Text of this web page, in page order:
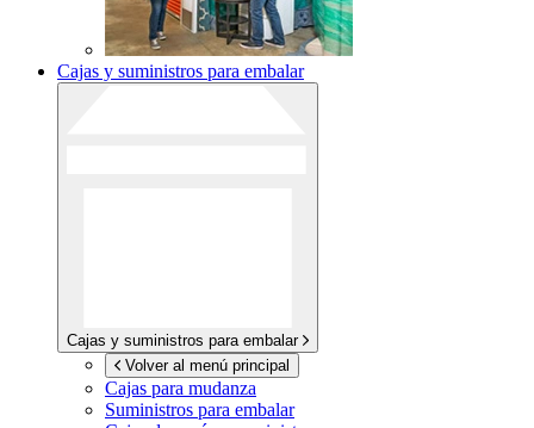
Cajas y suministros para embalar
Cajas y suministros para embalar
Volver al menú principal
Cajas para mudanza
Suministros para embalar